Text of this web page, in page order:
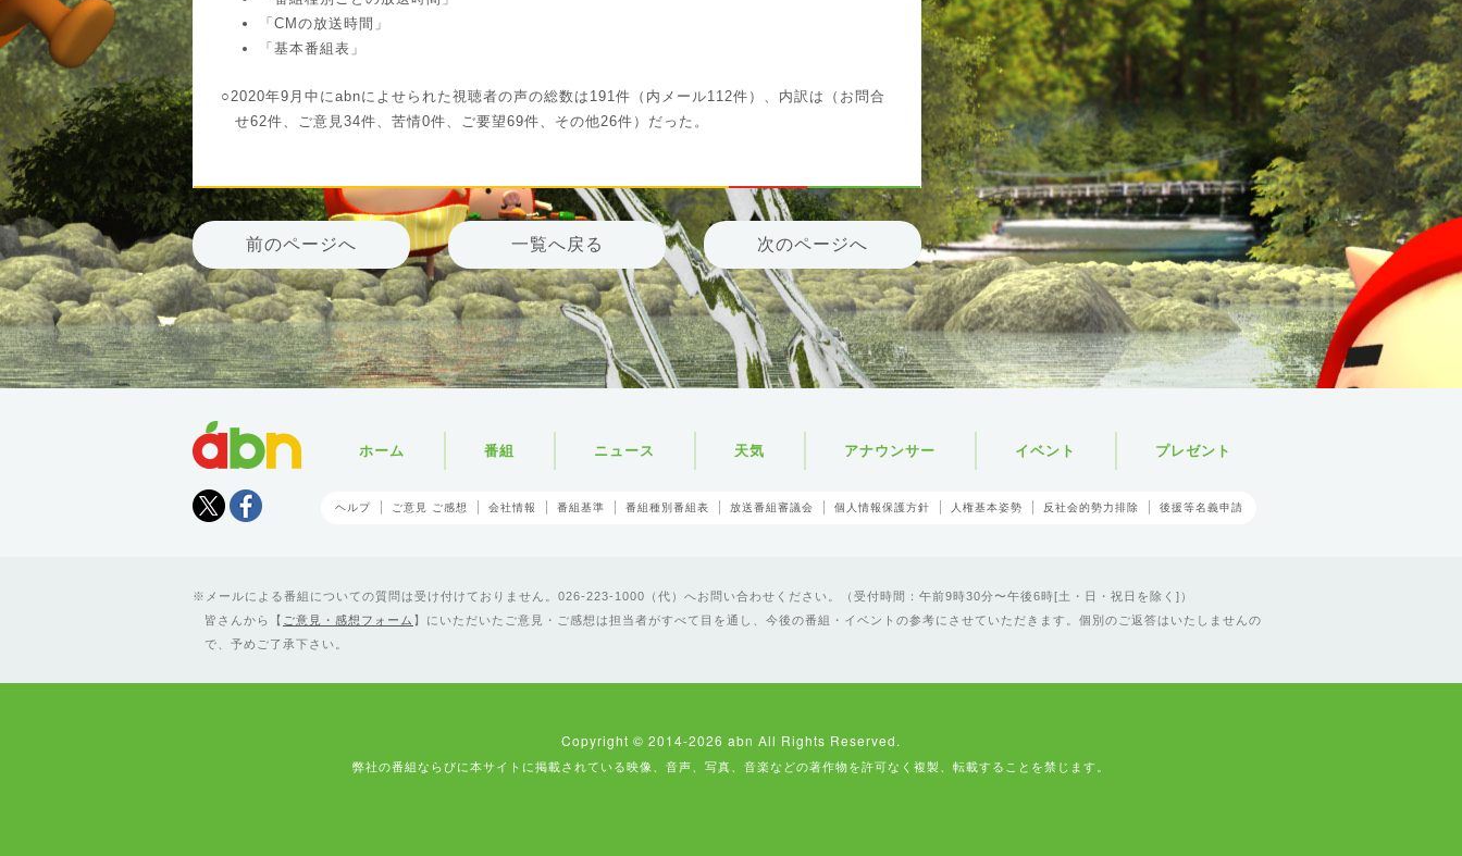
「CMの放送時間」
「基本番組表」
○2020年9月中にabnによせられた視聴者の声の総数は191件（内メール112件）、内訳は（お問合
せ62件、ご意見34件、苦情0件、ご要望69件、その他26件）だった。
前のページへ 一覧へ戻る 次のページへ
Tweet
ホーム 番組 ニュース 天気 アナウンサー イベント プレゼント
ヘルプ ご意見 ご感想 会社情報 番組基準 番組種別番組表 放送番組審議会 個人情報保護方針 人権基本姿勢 反社会的勢力排除 後援等名義申請
メールによる番組についての質問は受け付けておりません。026-223-1000（代）へお問い合わせください。（受付時間：午前9時30分〜午後6時[土・日・祝日を除く]）
皆さんから【 ご意見・感想フォーム 】にいただいたご意見・ご感想は担当者がすべて目を通し、今後の番組・イベントの参考にさせていただきます。個別のご返答はいたしませんの
で、予めご了承下さい。
Copyright © 2014-2026 abn All Rights Reserved.
弊社の番組ならびに本サイトに掲載されている映像、音声、写真、音楽などの著作物を許可なく複製、転載することを禁じます。